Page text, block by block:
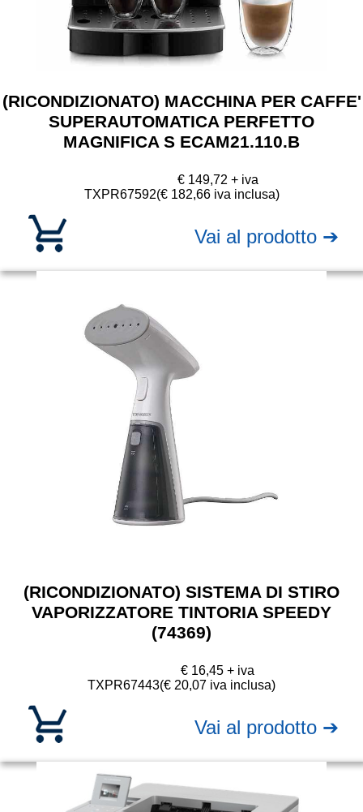
(RICONDIZIONATO) MACCHINA PER CAFFE'
SUPERAUTOMATICA PERFETTO
MAGNIFICA S ECAM21.110.B
TXPR67592
€ 149,72 + iva
(€ 182,66 iva inclusa)
Vai al prodotto ➔
(RICONDIZIONATO) SISTEMA DI STIRO
VAPORIZZATORE TINTORIA SPEEDY
(74369)
TXPR67443
€ 16,45 + iva
(€ 20,07 iva inclusa)
Vai al prodotto ➔